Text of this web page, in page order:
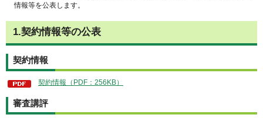
情報等を公表します。
1.契約情報等の公表
契約情報
契約情報（PDF：256KB）
審査講評